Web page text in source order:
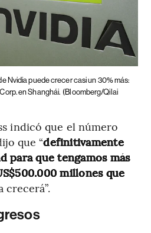
Nvidia puede crecer casi un 30% más:
en Shanghái. (Bloomberg/Qilai
indicó que el número
que “definitivamente
para que tengamos más
millones que
crecerá”.